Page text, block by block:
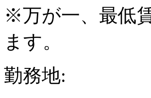
※万が一、最低
ます。
勤務地: